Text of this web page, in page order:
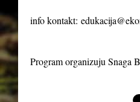
info kontakt:
Program organizuju Snaga